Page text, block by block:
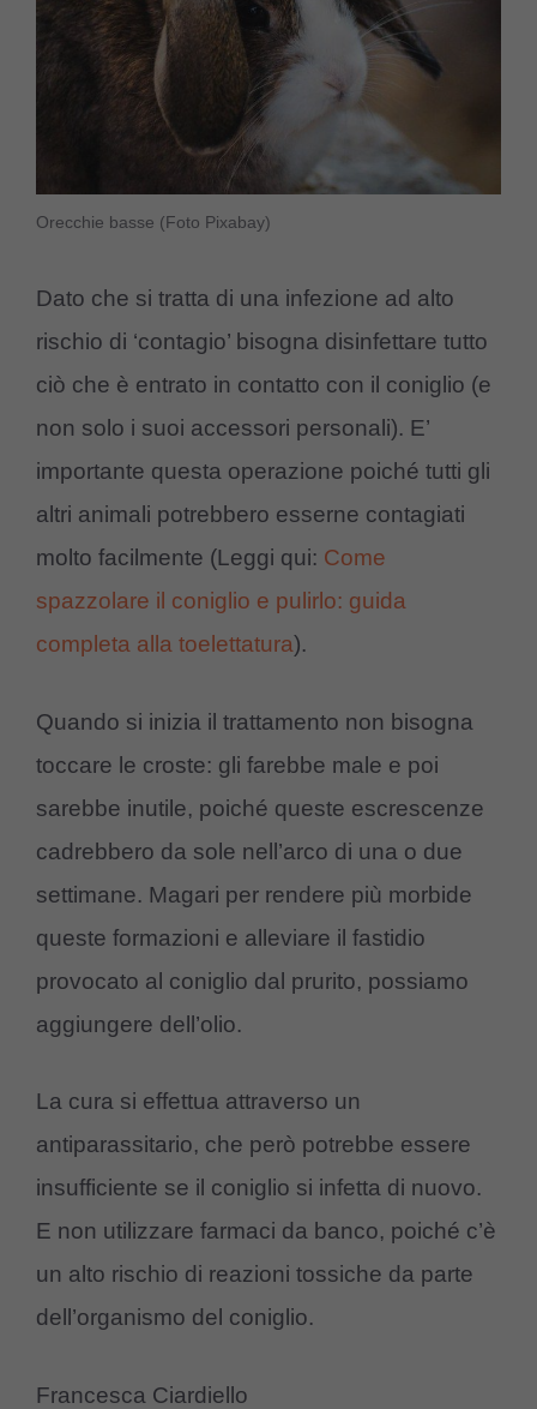
Orecchie basse (Foto Pixabay)
Dato che si tratta di una infezione ad alto
rischio di ‘contagio’ bisogna disinfettare tutto
ciò che è entrato in contatto con il coniglio (e
non solo i suoi accessori personali). E’
importante questa operazione poiché tutti gli
altri animali potrebbero esserne contagiati
molto facilmente (Leggi qui: Come
spazzolare il coniglio e pulirlo: guida
completa alla toelettatura).
Quando si inizia il trattamento non bisogna
toccare le croste: gli farebbe male e poi
sarebbe inutile, poiché queste escrescenze
cadrebbero da sole nell’arco di una o due
settimane. Magari per rendere più morbide
queste formazioni e alleviare il fastidio
provocato al coniglio dal prurito, possiamo
aggiungere dell’olio.
La cura si effettua attraverso un
antiparassitario, che però potrebbe essere
insufficiente se il coniglio si infetta di nuovo.
E non utilizzare farmaci da banco, poiché c’è
un alto rischio di reazioni tossiche da parte
dell’organismo del coniglio.
Francesca Ciardiello